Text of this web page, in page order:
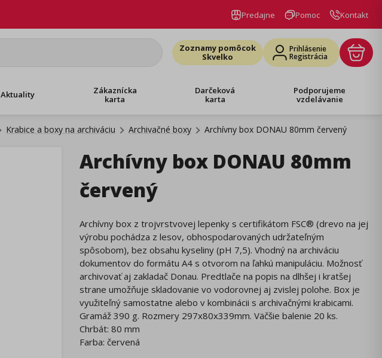
Predajne Pomoc Kontakt
Zoznamy pomôcok
Skvelko
Prihlásenie
Registrácia
Aktuality
Zákaznícka
karta
Darčeková
karta
Podporujeme
vzdelávanie
Krabice a boxy na archiváciu Archivačné boxy Archívny box DONAU 80mm červený
Archívny box DONAU 80mm
červený
Archívny box z trojvrstvovej lepenky s certifikátom FSC® (drevo na jej
výrobu pochádza z lesov, obhospodarovaných udržateľným
spôsobom), bez obsahu kyseliny (pH 7,5). Vhodný na archiváciu
dokumentov do formátu A4 s otvorom na ľahkú manipuláciu. Možnosť
archivovať aj zakladač Donau. Predtlače na popis na dlhšej i kratšej
strane umožňuje skladovanie vo vodorovnej aj zvislej polohe. Box je
využiteľný samostatne alebo v kombinácii s archivačnými krabicami.
Gramáž 390 g. Rozmery 297x80x339mm. Väčšie balenie 20 ks.
Chrbát: 80 mm
Farba: červená